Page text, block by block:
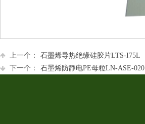
上一个：
石墨烯导热绝缘硅胶片LTS-I75L
下一个：
石墨烯防静电PE母粒LN-ASE-020